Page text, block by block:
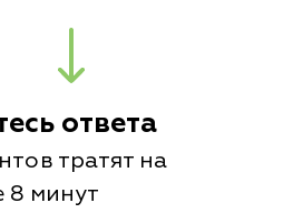
ответа
тратят на
8 минут